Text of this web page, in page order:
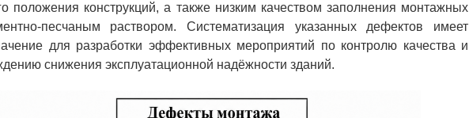
положения конструкций, а также низким качеством заполнения монтажных
песчаным раствором. Систематизация указанных дефектов имеет
для разработки эффективных мероприятий по контролю качества и
снижения эксплуатационной надёжности зданий.